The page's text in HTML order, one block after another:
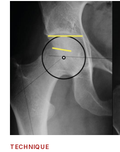
TECHNIQUE